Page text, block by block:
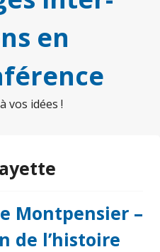
en
vos idées !
Montpensier –
de l’histoire